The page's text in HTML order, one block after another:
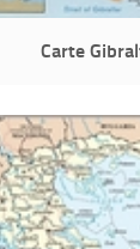
Carte